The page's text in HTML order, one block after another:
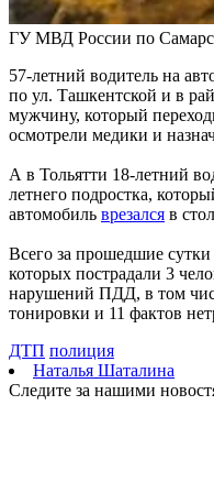
Днем строителя
09.08.2026 | 09:33
14 августа
09.08.2026 | 09:17
Народные приметы на 10
в этот день
День строителя в России:
09.08.2026 | 08:20
В Самарской области 9
Серия магнитных бурь
второй половине августа
08.08.2026 | 21:52
"Акрон" вничью сыграл с
Вячеслав Федорищев
десятилетием
08.08.2026 | 21:07
ГУ МВД России по
57-летний водитель на
по ул. Ташкентской и в
мужчину, который
осмотрели медики и
А в Тольятти 18-летний
летнего подростка,
автомобиль врезался в
Всего за прошедшие
которых пострадали 3
нарушений ПДД, в том
тонировки и 11 фактов
ДТП полиция
Наталья Шаталина
Следите за нашими